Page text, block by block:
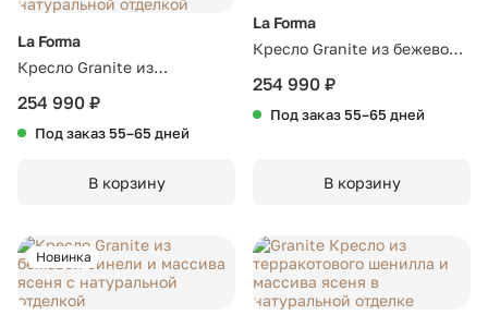
La Forma
Кресло Granite из
терракотовой синели и
натуральной отделкой
254 990 ₽
Под заказ 55–65 дней
В корзину
La Forma
Кресло Granite из бежевой
синели и массива ясеня с
254 990 ₽
Под заказ 55–65 дней
В корзину
Новинка